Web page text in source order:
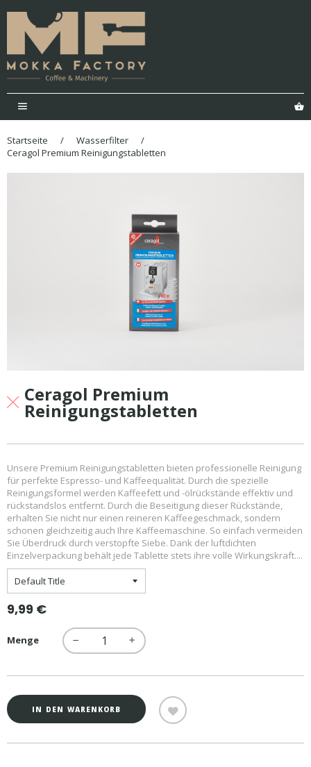
Startseite / Wasserfilter
/
Ceragol Premium Reinigungstabletten
Ceragol Premium
Reinigungstabletten
Unsere Premium Reinigungstabletten bieten professionelle Reinigung
für perfekte Espresso- und Kaffeequalität. Durch die spezielle
Reinigungsformel werden Kaffeefett und -ölrückstände effektiv und
rückstandslos entfernt. Durch die Beseitigung dieser Rückstände,
erhalten Sie nicht nur einen reineren Kaffeegeschmack, sondern
schonen gleichzeitig auch Ihre Kaffeemaschine. So einfach vermeiden
Sie Überdruck durch verstopfte Siebe. Dank der luftdichten
Einzelverpackung behält jede Tablette stets ihre volle Wirkungskraft....
Normaler
Preis
9,99 €
Menge
− +
IN DEN WARENKORB